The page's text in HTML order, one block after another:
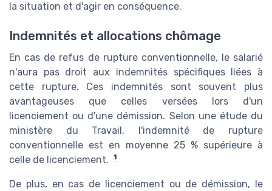
la situation et d'agir en conséquence.
Indemnités et allocations chômage
En cas de refus de rupture conventionnelle, le salarié
n'aura pas droit aux indemnités spécifiques liées à
cette rupture. Ces indemnités sont souvent plus
avantageuses que celles versées lors d'un
licenciement ou d'une démission. Selon une étude du
ministère du Travail, l'indemnité de rupture
conventionnelle est en moyenne 25 % supérieure à
celle de licenciement.
1
De plus, en cas de licenciement ou de démission, le